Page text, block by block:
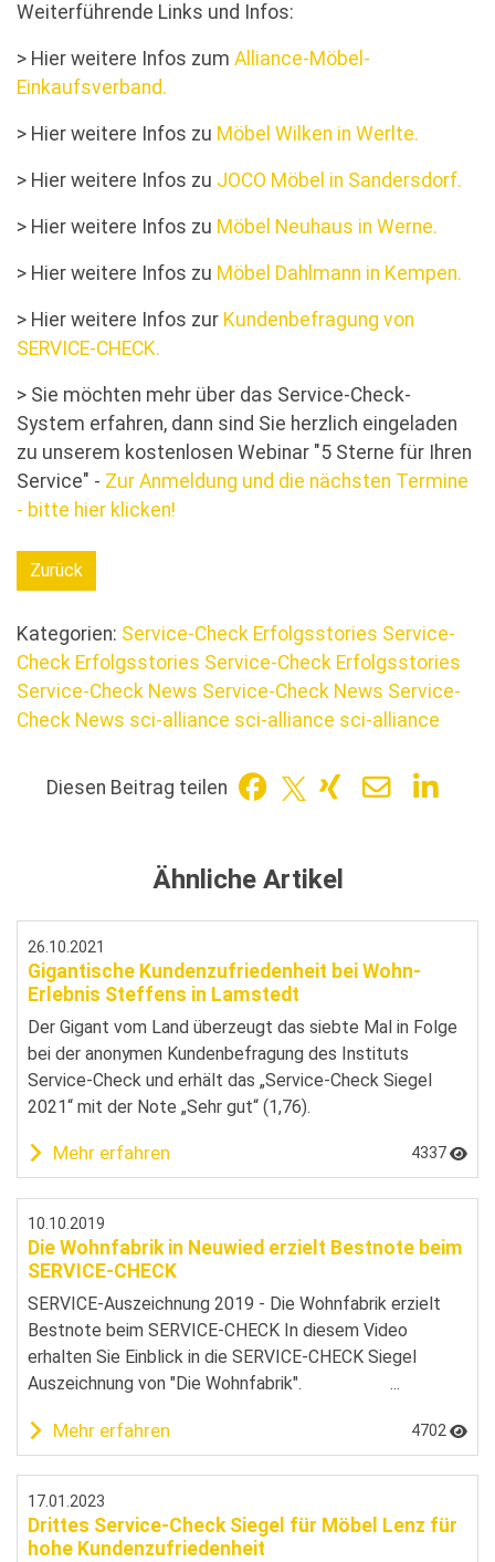
Weiterführende Links und Infos:
> Hier weitere Infos zum Alliance-Möbel-
Einkaufsverband.
> Hier weitere Infos zu Möbel Wilken in Werlte.
> Hier weitere Infos zu JOCO Möbel in Sandersdorf.
> Hier weitere Infos zu Möbel Neuhaus in Werne.
> Hier weitere Infos zu Möbel Dahlmann in Kempen.
> Hier weitere Infos zur Kundenbefragung von
SERVICE-CHECK.
> Sie möchten mehr über das Service-Check-
System erfahren, dann sind Sie herzlich eingeladen
zu unserem kostenlosen Webinar "5 Sterne für Ihren
Service" - Zur Anmeldung und die nächsten Termine
- bitte hier klicken!
Zurück
Kategorien: Service-Check Erfolgsstories Service-
Check Erfolgsstories Service-Check Erfolgsstories
Service-Check News Service-Check News Service-
Check News sci-alliance sci-alliance sci-alliance
Diesen Beitrag teilen
Ähnliche Artikel
26.10.2021
Gigantische Kundenzufriedenheit bei Wohn-
Erlebnis Steffens in Lamstedt
Der Gigant vom Land überzeugt das siebte Mal in Folge
bei der anonymen Kundenbefragung des Instituts
Service-Check und erhält das „Service-Check Siegel
2021“ mit der Note „Sehr gut“ (1,76).
Mehr erfahren 4337
10.10.2019
Die Wohnfabrik in Neuwied erzielt Bestnote beim
SERVICE-CHECK
SERVICE-Auszeichnung 2019 - Die Wohnfabrik erzielt
Bestnote beim SERVICE-CHECK In diesem Video
erhalten Sie Einblick in die SERVICE-CHECK Siegel
Auszeichnung von "Die Wohnfabrik". ...
Mehr erfahren 4702
17.01.2023
Drittes Service-Check Siegel für Möbel Lenz für
hohe Kundenzufriedenheit